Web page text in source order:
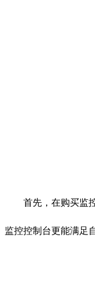
首先，在购买监控
监控控制台更能满足